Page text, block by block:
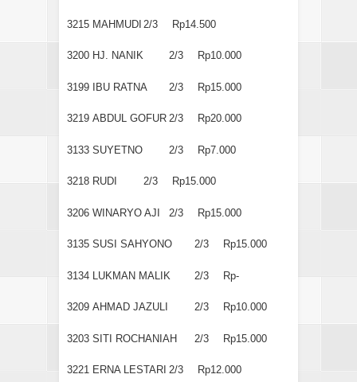
3215 MAHMUDI 2/3 Rp14.500
3200 HJ. NANIK 2/3 Rp10.000
3199 IBU RATNA 2/3 Rp15.000
3219 ABDUL GOFUR 2/3 Rp20.000
3133 SUYETNO 2/3 Rp7.000
3218 RUDI 2/3 Rp15.000
3206 WINARYO AJI 2/3 Rp15.000
3135 SUSI SAHYONO 2/3 Rp15.000
3134 LUKMAN MALIK 2/3 Rp-
3209 AHMAD JAZULI 2/3 Rp10.000
3203 SITI ROCHANIAH 2/3 Rp15.000
3221 ERNA LESTARI 2/3 Rp12.000